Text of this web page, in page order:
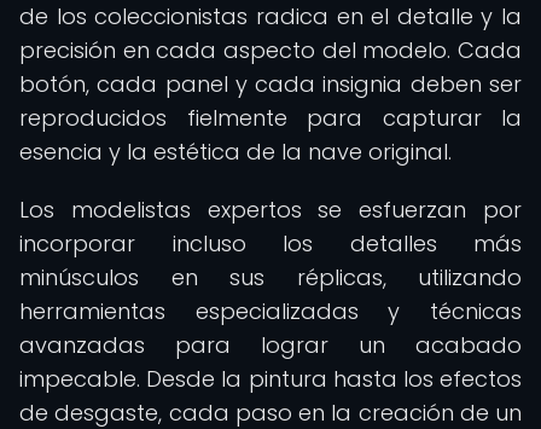
de los coleccionistas radica en el detalle y la
precisión en cada aspecto del modelo. Cada
botón, cada panel y cada insignia deben ser
reproducidos fielmente para capturar la
esencia y la estética de la nave original.
Los modelistas expertos se esfuerzan por
incorporar incluso los detalles más
minúsculos en sus réplicas, utilizando
herramientas especializadas y técnicas
avanzadas para lograr un acabado
impecable. Desde la pintura hasta los efectos
de desgaste, cada paso en la creación de un